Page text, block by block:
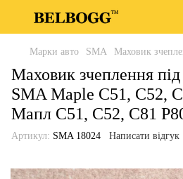
Марки авто SMA Маховик
Маховик зчеплення
SMA Maple C51, C52,
Мапл С51, С52, С81
Артикул: SMA 18024 Написати відгук